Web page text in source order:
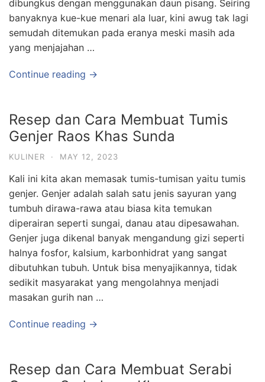
dibungkus dengan menggunakan daun pisang. Seiring
banyaknya kue-kue menari ala luar, kini awug tak lagi
semudah ditemukan pada eranya meski masih ada
yang menjajahan …
Continue reading →
Resep dan Cara Membuat Tumis
Genjer Raos Khas Sunda
KULINER · MAY 12, 2023
Kali ini kita akan memasak tumis-tumisan yaitu tumis
genjer. Genjer adalah salah satu jenis sayuran yang
tumbuh dirawa-rawa atau biasa kita temukan
diperairan seperti sungai, danau atau dipesawahan.
Genjer juga dikenal banyak mengandung gizi seperti
halnya fosfor, kalsium, karbonhidrat yang sangat
dibutuhkan tubuh. Untuk bisa menyajikannya, tidak
sedikit masyarakat yang mengolahnya menjadi
masakan gurih nan …
Continue reading →
Resep dan Cara Membuat Serabi